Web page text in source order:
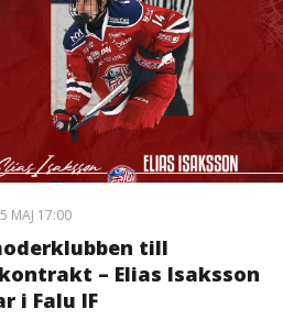
MAJ 17:00
till
– Elias Isaksson
i Falu IF